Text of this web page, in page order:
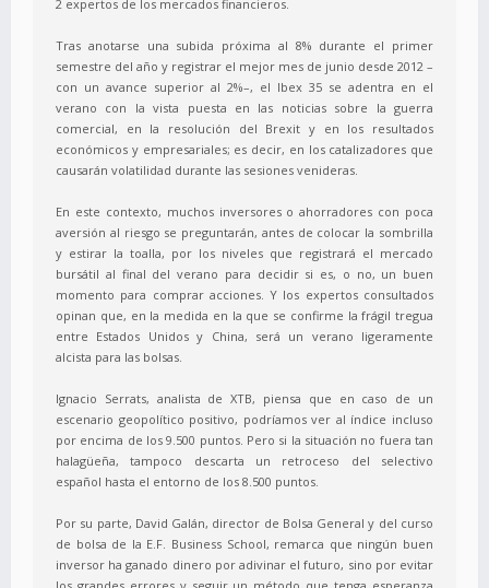
2 expertos de los mercados financieros.
Tras anotarse una subida próxima al 8% durante el primer
semestre del año y registrar el mejor mes de junio desde 2012 –
con un avance superior al 2%–, el Ibex 35 se adentra en el
verano con la vista puesta en las noticias sobre la guerra
comercial, en la resolución del Brexit y en los resultados
económicos y empresariales; es decir, en los catalizadores que
causarán volatilidad durante las sesiones venideras.
En este contexto, muchos inversores o ahorradores con poca
aversión al riesgo se preguntarán, antes de colocar la sombrilla
y estirar la toalla, por los niveles que registrará el mercado
bursátil al final del verano para decidir si es, o no, un buen
momento para comprar acciones. Y los expertos consultados
opinan que, en la medida en la que se confirme la frágil tregua
entre Estados Unidos y China, será un verano ligeramente
alcista para las bolsas.
Ignacio Serrats, analista de XTB, piensa que en caso de un
escenario geopolítico positivo, podríamos ver al índice incluso
por encima de los 9.500 puntos. Pero si la situación no fuera tan
halagüeña, tampoco descarta un retroceso del selectivo
español hasta el entorno de los 8.500 puntos.
Por su parte, David Galán, director de Bolsa General y del curso
de bolsa de la E.F. Business School, remarca que ningún buen
inversor ha ganado dinero por adivinar el futuro, sino por evitar